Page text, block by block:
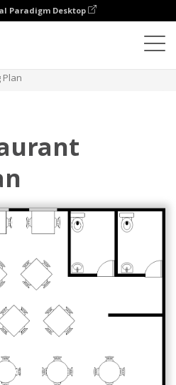
Paradigm Desktop
Plan